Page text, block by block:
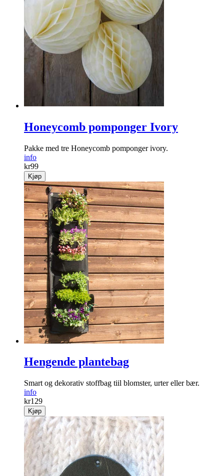
Honeycomb pomponger Ivory
Pakke med tre Honeycomb pomponger ivory.
info
kr99
Kjøp
Hengende plantebag
Smart og dekorativ stoffbag tiil blomster, urter eller bær.
info
kr129
Kjøp